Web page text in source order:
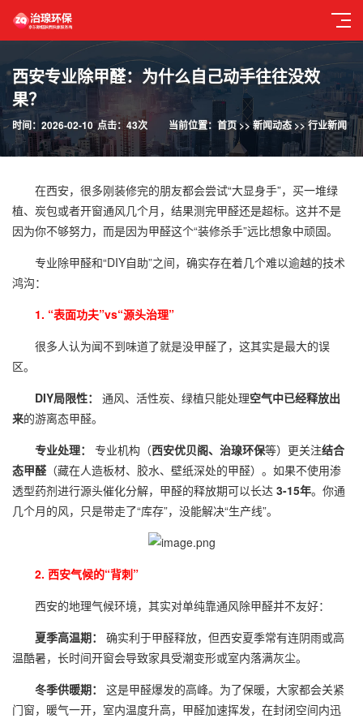
西安专业除甲醛：为什么自己动手往往没效
果？
当前位置： 首页>>新闻动态>>行业新闻
时间：2026-02-10 点击：43次
在西安，很多刚装修完的朋友都会尝试“大显身手”，买一堆绿
植、炭包或者开窗通风几个月，结果测完甲醛还是超标。这并不是
因为你不够努力，而是因为甲醛这个“装修杀手”远比想象中顽固。
专业除甲醛和“DIY自助”之间，确实存在着几个难以逾越的技术
鸿沟：
1. “表面功夫”vs“源头治理”
很多人认为闻不到味道了就是没甲醛了，这其实是最大的误
区。
DIY局限性：
通风、活性炭、绿植只能处理空气中已经释放出
来的游离态甲醛。
专业处理：
专业机构（西安优贝阁、治瑔环保等）更关注结合
态甲醛（藏在人造板材、胶水、壁纸深处的甲醛）。如果不使用渗
透型药剂进行源头催化分解，甲醛的释放期可以长达 3-15年。你通
几个月的风，只是带走了“库存”，没能解决“生产线”。
2. 西安气候的“背刺”
西安的地理气候环境，其实对单纯靠通风除甲醛并不友好：
夏季高温期：
确实利于甲醛释放，但西安夏季常有连阴雨或高
温酷暑，长时间开窗会导致家具受潮变形或室内落满灰尘。
冬季供暖期：
这是甲醛爆发的高峰。为了保暖，大家都会关紧
门窗，暖气一开，室内温度升高，甲醛加速挥发，在封闭空间内迅